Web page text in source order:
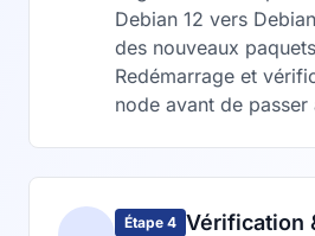
Debian 12 vers
des nouveaux
Redémarrage et
node avant de passer
Étape 4 Vérification